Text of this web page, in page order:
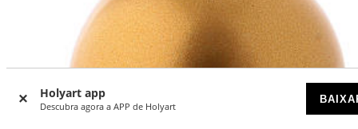
Holyart app
Descubra agora a APP de Holyart